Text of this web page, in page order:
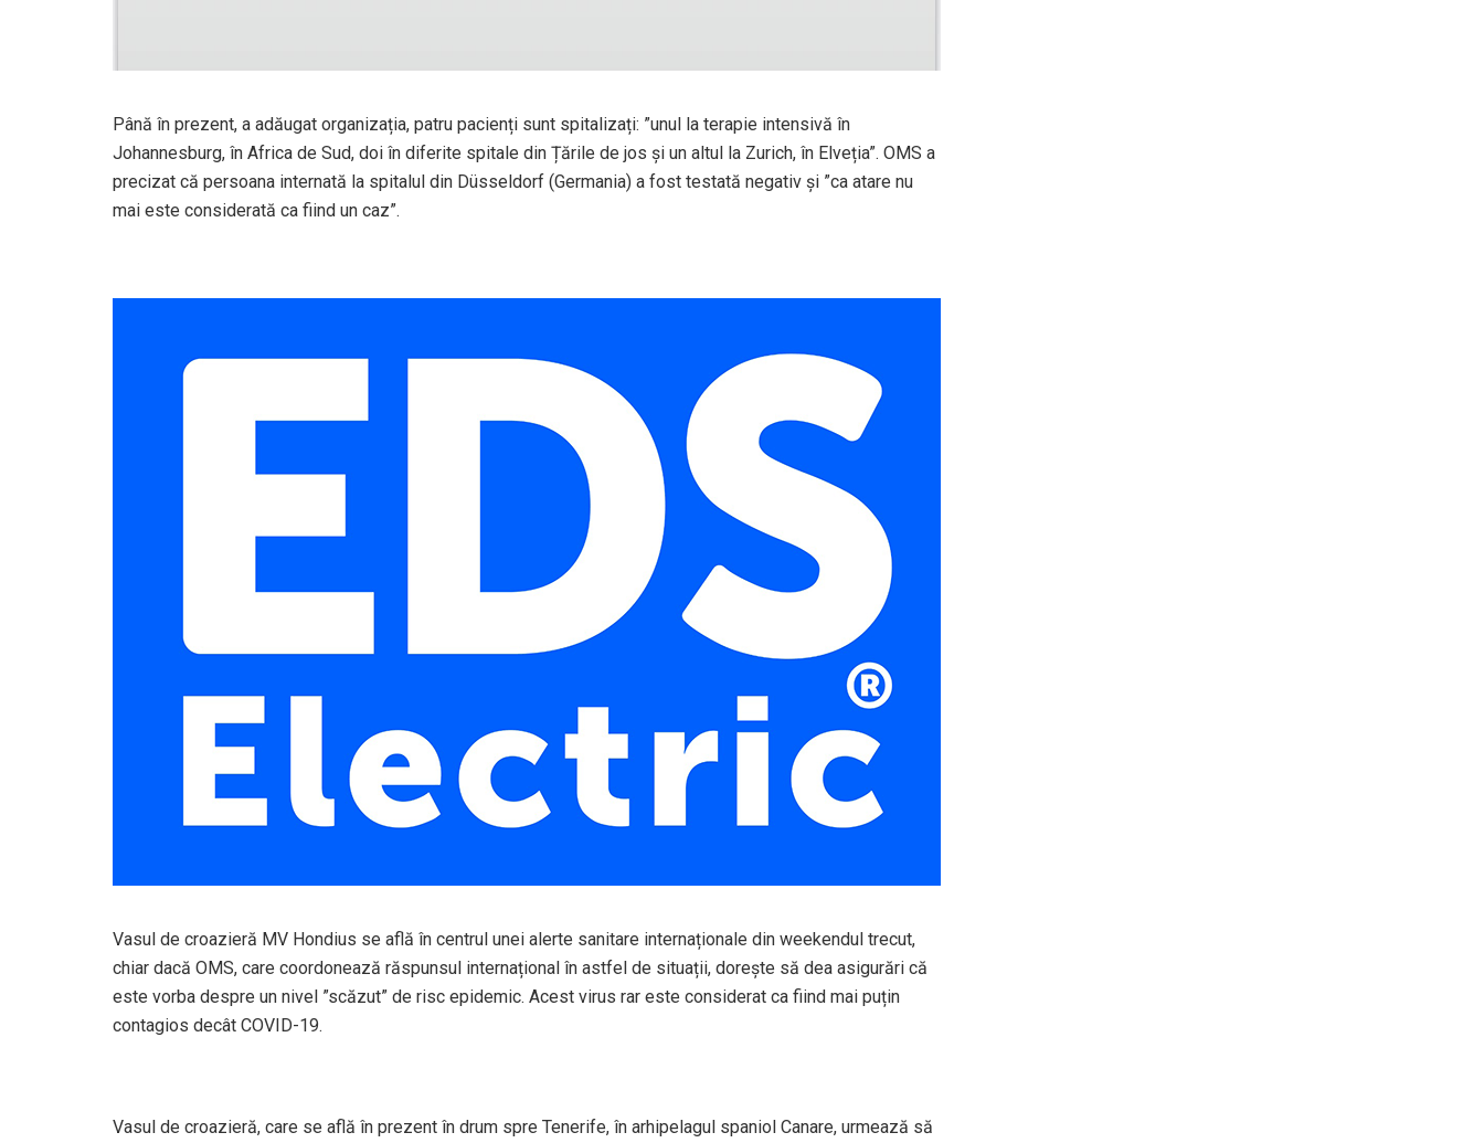
Până în prezent, a adăugat organizația, patru pacienți sunt spitalizați: ”unul la terapie intensivă în
Johannesburg, în Africa de Sud, doi în diferite spitale din Țările de jos și un altul la Zurich, în Elveția”. OMS a
precizat că persoana internată la spitalul din Düsseldorf (Germania) a fost testată negativ și ”ca atare nu
mai este considerată ca fiind un caz”.
Vasul de croazieră MV Hondius se află în centrul unei alerte sanitare internaționale din weekendul trecut,
chiar dacă OMS, care coordonează răspunsul internațional în astfel de situații, dorește să dea asigurări că
este vorba despre un nivel ”scăzut” de risc epidemic. Acest virus rar este considerat ca fiind mai puțin
contagios decât COVID-19.
Vasul de croazieră, care se află în prezent în drum spre Tenerife, în arhipelagul spaniol Canare, urmează să